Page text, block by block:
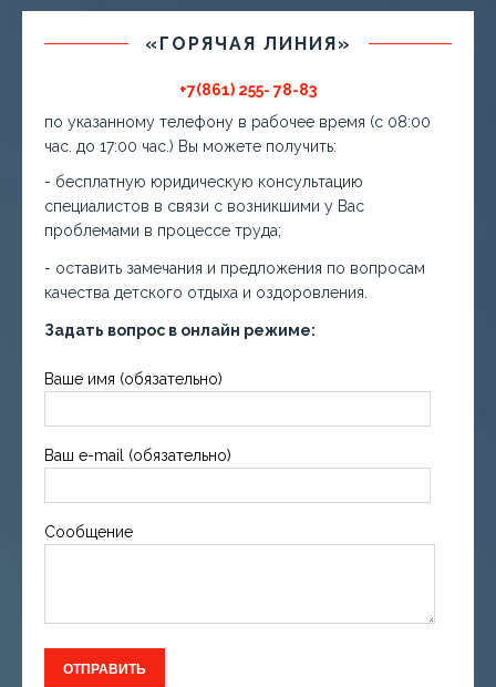
«ГОРЯЧАЯ ЛИНИЯ»
+7(861) 255- 78-83
по указанному телефону в рабочее время (с 08:00
час. до 17:00 час.) Вы можете получить:
- бесплатную юридическую консультацию
специалистов в связи с возникшими у Вас
проблемами в процессе труда;
- оставить замечания и предложения по вопросам
качества детского отдыха и оздоровления.
Задать вопрос в онлайн режиме:
Ваше имя (обязательно)
Ваш e-mail (обязательно)
Сообщение